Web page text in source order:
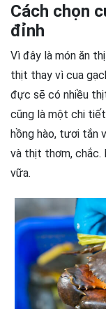
Cách chọn
đỉnh
Vì đây là món ăn
thịt thay vì cua
đực sẽ có nhiều
cũng là một chi
hồng hào, tươi tắn
và thịt thơm, chắc.
vữa.